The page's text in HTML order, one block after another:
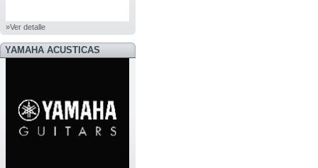
»Ver detalle
YAMAHA ACUSTICAS